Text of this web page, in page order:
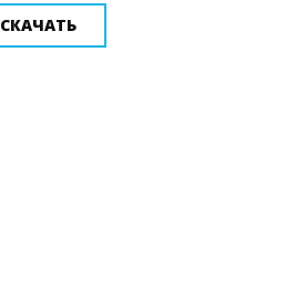
СКАЧАТЬ